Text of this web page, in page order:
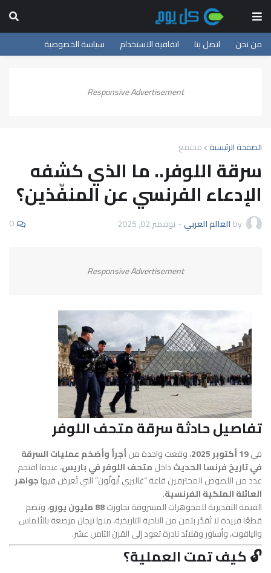
من نحن اتصل بنا اتفاقية الاستخدام سياسة الخصوصية
Responsive Advertisement
الصفحة الرئيسية مجتمع
سرقة اللوفر.. ما الذي كشفه
الإدعاء الفرنسي عن المنفّذين؟
by العالم العربي- نوفمبر 02, 2025 0
Responsive Advertisement
تفاصيل حادثة سرقة متحف اللوفر
في19 أكتوبر 2025 ، وقعت واحدة منأجرأ وأضخم عمليات السرقة
في تاريخ فرنسا الحديثداخلمتحف اللوفر في باريس، عندما اقتحم
عدد من اللصوص المحترفين قاعة “غاليري أبولّون” التي تُعرض فيهاجواهر
العائلة الملكية الفرنسية.
القيمة التقديرية للمجوهرات المسروقة تجاوزت88 مليون يورو
، وتضم
قطعًا فريدة لا تُقدّر بثمن من الناحية التاريخية، منها تيجان مرصعة بالألماس
والياقوت، وأساور وقلائد نادرة تعود إلى القرن الثامن عشر.
🔓 كيف تمت العملية؟